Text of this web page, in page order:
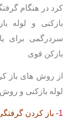
کرد در هنگام
بازکنی و لوله
سردرگمی برای
بازکن قوی
از روش های باز
لوله بازکنی و
1- باز کردن